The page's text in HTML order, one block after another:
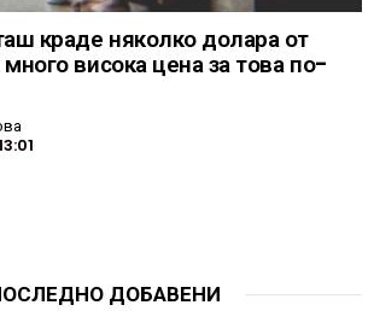
краде няколко долара от
висока цена за това по-
ДОБАВЕНИ